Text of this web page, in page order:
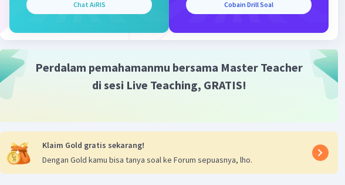
Chat AiRIS Cobain Drill Soal
Perdalam pemahamanmu bersama Master Teacher
di sesi Live Teaching, GRATIS!
Klaim Gold gratis sekarang!
Dengan Gold kamu bisa tanya soal ke Forum sepuasnya, lho.